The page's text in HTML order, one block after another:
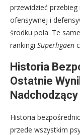
przewidzieć
ofensywnej i
środku pola. Te
rankingi Superligaen
Historia
Ostatnie
Historia
przede wszystkim